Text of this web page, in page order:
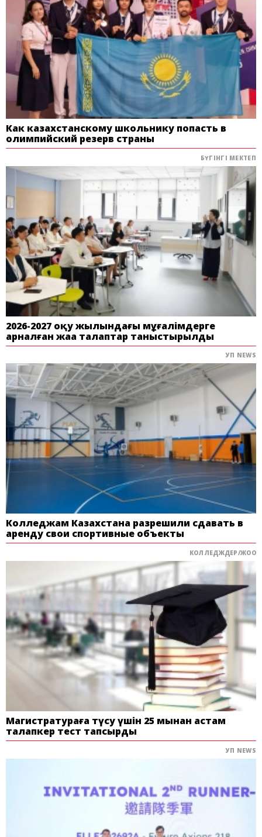
Как казахстанскому школьнику попасть в
олимпийский резерв страны
БҮГІНГІ МЕКТЕП
2026-2027 оқу жылындағы мұғалімдерге
арналған жаңа талаптар таныстырылды
УП NEWS
Колледжам Казахстана разрешили сдавать в
аренду свои спортивные объекты
КОЛЛЕДЖДЕР/ЖОО
Магистратураға түсу үшін 25 мыңнан астам
талапкер тест тапсырды
УП NEWS